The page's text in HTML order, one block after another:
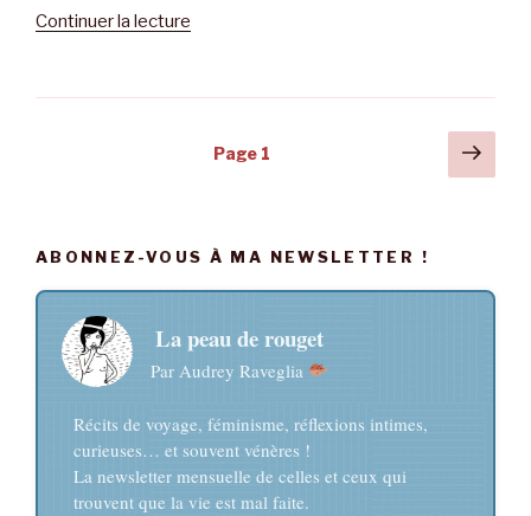
Continuer la lecture
ARNAUD
Page 1
ABONNEZ-VOUS À MA NEWSLETTER !
La peau de rouget
Par Audrey Raveglia
Récits de voyage, féminisme, réflexions intimes,
curieuses… et souvent vénères !
La newsletter mensuelle de celles et ceux qui
trouvent que la vie est mal faite.